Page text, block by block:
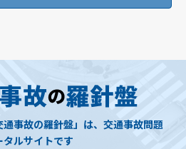
事故の羅針盤」は、交通事故問題
ルサイトです